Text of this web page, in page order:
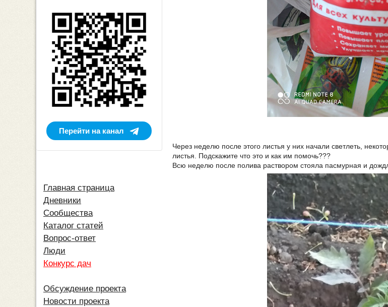
Через неделю после этого листья у них начали светлеть,
листья. Подскажите что это и как им помочь???
Всю неделю после полива раствором стояла пасмурная и
Перейти на канал
Главная страница
Дневники
Сообщества
Каталог статей
Вопрос-ответ
Люди
Конкурс дач
Обсуждение проекта
Новости проекта